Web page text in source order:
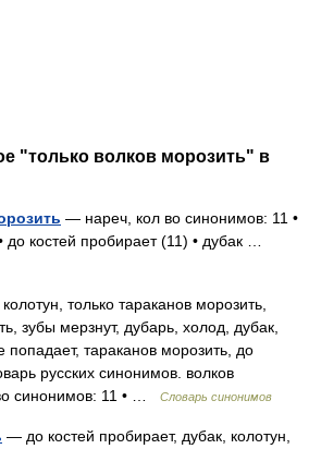
"только волков морозить" в
— нареч, кол во синонимов: 11 •
до костей пробирает (11) • дубак …
только тараканов морозить,
зубы мерзнут, дубарь, холод, дубак,
попадает, тараканов морозить, до
русских синонимов. волков
синонимов: 11 • …
Словарь синонимов
— до костей пробирает, дубак, колотун,